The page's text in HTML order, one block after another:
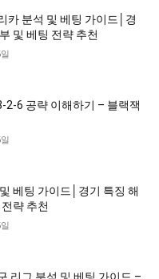
카 분석 및 베팅 가이드│경
및 베팅 전략 추천
2-6 공략 이해하기 – 블랙잭
베팅 가이드│경기 특징 해
략 추천